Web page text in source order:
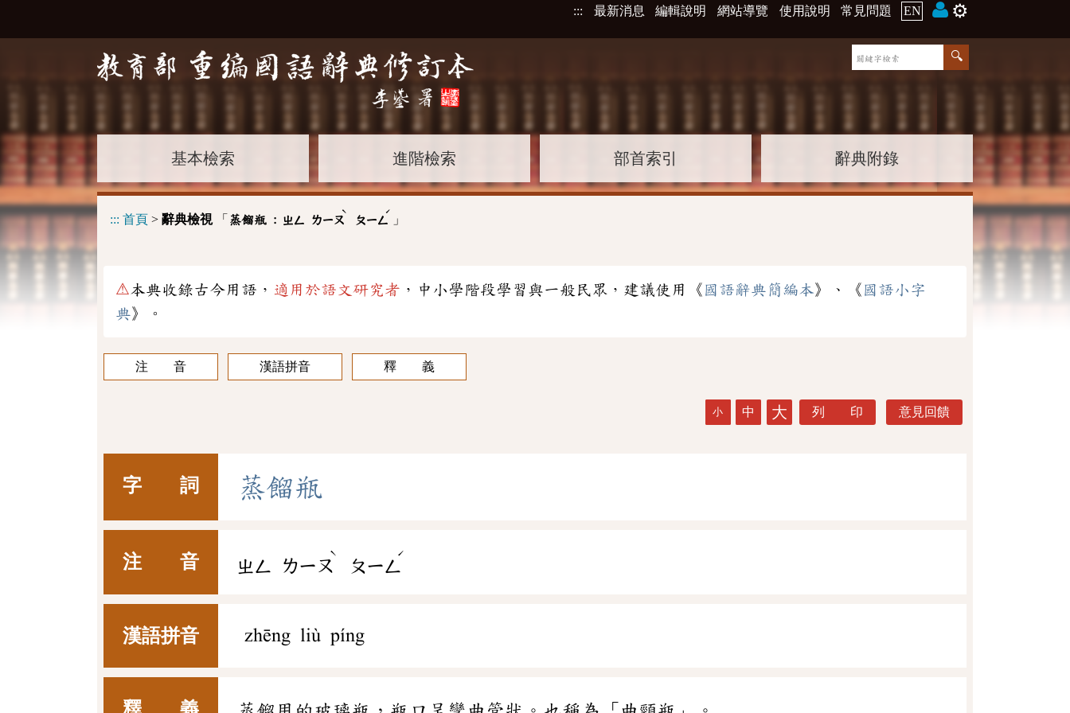
::: 最新消息 編輯說明 網站導覽 使用說明 常見問題 EN ⚙️
基本檢索 進階檢索 部首索引 辭典附錄
::: 首頁 > 辭典檢視「 蒸餾瓶 : ㄓㄥ ㄌㄧㄡ
ˋ
ㄆㄧㄥ
ˊ
」
⚠本典收錄古今用語， 適用於語文研究者 ，中小學階段學習與一般民眾，建議使用《 國語辭典簡編本》、《 國語小字
典》。
注 音 漢語拼音 釋 義
小 中 大 列 印 意見回饋
字 詞 蒸餾瓶
注 音 ㄓㄥ ㄌㄧㄡ
ˋ
ㄆㄧㄥ
ˊ
漢語拼音 zhēng liù píng